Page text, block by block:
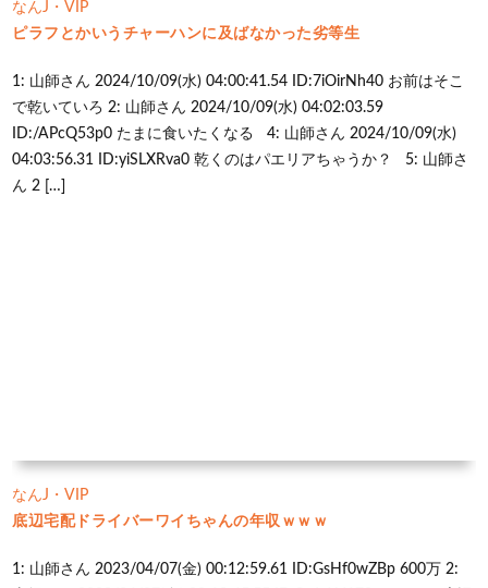
なんJ・VIP
ピラフとかいうチャーハンに及ばなかった劣等生
1: 山師さん 2024/10/09(水) 04:00:41.54 ID:7iOirNh40 お前はそこ
で乾いていろ 2: 山師さん 2024/10/09(水) 04:02:03.59
ID:/APcQ53p0 たまに食いたくなる 4: 山師さん 2024/10/09(水)
04:03:56.31 ID:yiSLXRva0 乾くのはパエリアちゃうか？ 5: 山師さ
ん 2 […]
なんJ・VIP
底辺宅配ドライバーワイちゃんの年収ｗｗｗ
1: 山師さん 2023/04/07(金) 00:12:59.61 ID:GsHf0wZBp 600万 2: